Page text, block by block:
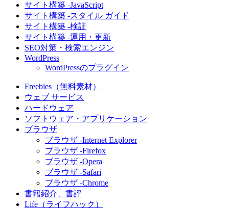
サイト構築 -JavaScript
サイト構築 -スタイル ガイド
サイト構築 -検証
サイト構築 -運用・更新
SEO対策・検索エンジン
WordPress
WordPressのプラグイン
Freebies（無料素材）
ウェブ サービス
ハードウェア
ソフトウェア・アプリケーション
ブラウザ
ブラウザ -Internet Explorer
ブラウザ -Firefox
ブラウザ -Opera
ブラウザ -Safari
ブラウザ -Chrome
書籍紹介、書評
Life（ライフハック）